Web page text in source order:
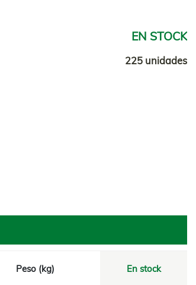
EN STOCK
225 unidades
Peso (kg) En stock